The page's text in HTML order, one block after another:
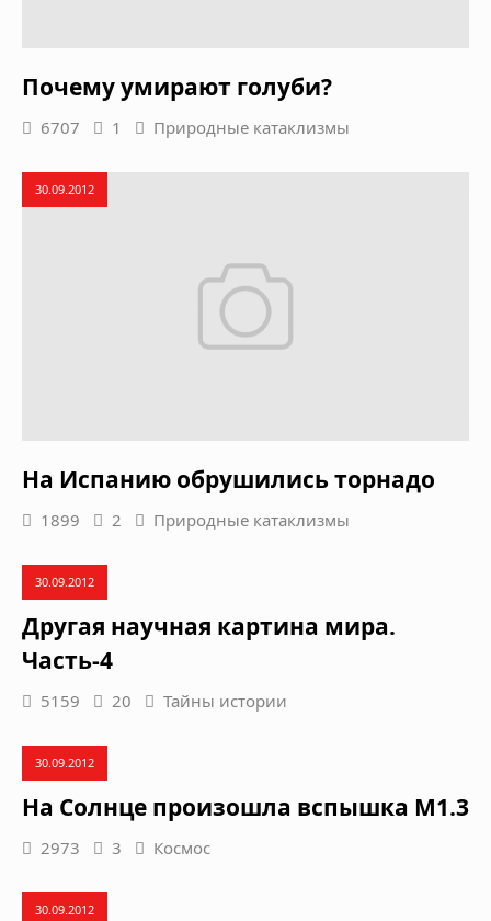
Почему умирают голуби?
6707 1 Природные катаклизмы
30.09.2012
На Испанию обрушились торнадо
1899 2 Природные катаклизмы
30.09.2012
Другая научная картина мира.
Часть-4
5159 20 Тайны истории
30.09.2012
На Солнце произошла вспышка M1.3
2973 3 Космос
30.09.2012